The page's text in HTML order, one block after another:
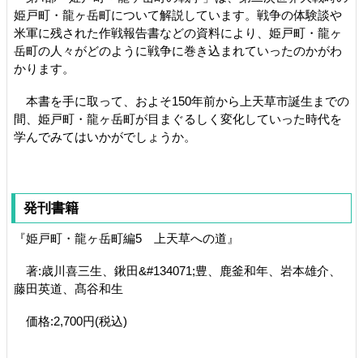
姫戸町・龍ヶ岳町について解説しています。戦争の体験談や
米軍に残された作戦報告書などの資料により、姫戸町・龍ヶ
岳町の人々がどのように戦争に巻き込まれていったのかがわ
かります。
本書を手に取って、およそ150年前から上天草市誕生までの
間、姫戸町・龍ヶ岳町が目まぐるしく変化していった時代を
学んでみてはいかがでしょうか。
発刊書籍
『姫戸町・龍ヶ岳町編5 上天草への道』
著:歳川喜三生、鍬田&#134071;豊、鹿釜和年、岩本雄介、
藤田英道、髙谷和生
価格:2,700円(税込)